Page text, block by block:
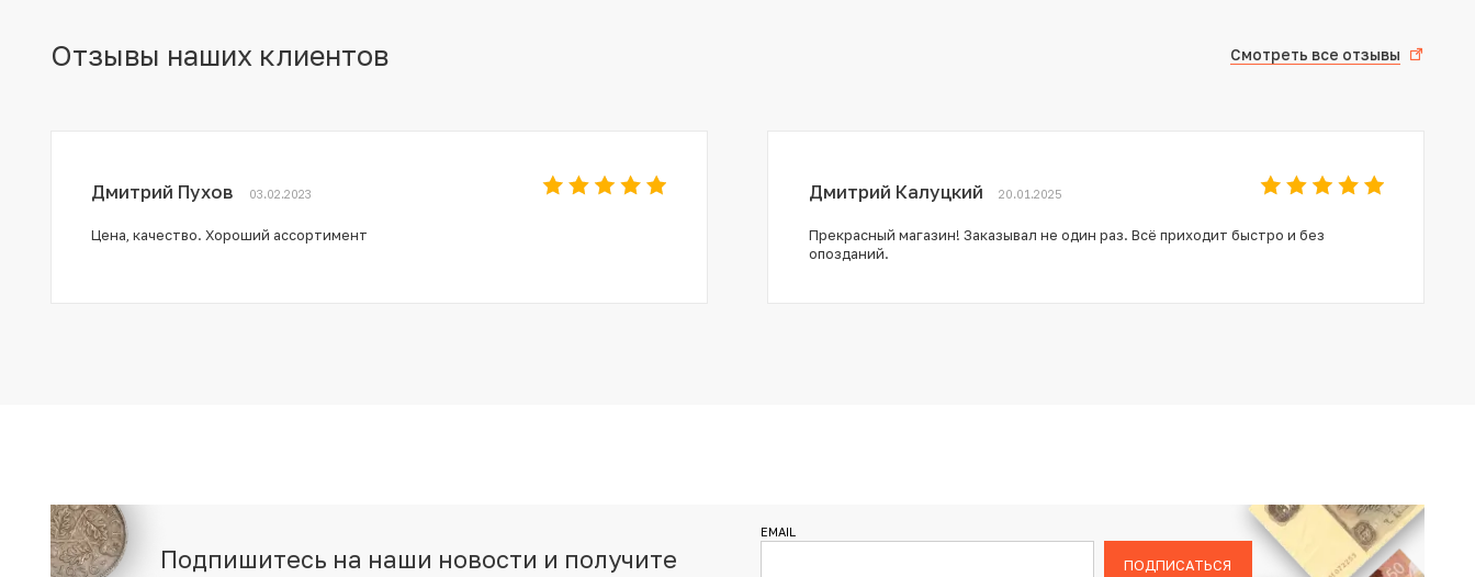
Отзывы наших клиентов Смотреть все отзывы
Дмитрий Пухов 03.02.2023
Цена, качество. Хороший ассортимент
Дмитрий Калуцкий 20.01.2025
Прекрасный магазин! Заказывал не один раз. Всё приходит быстро и без
опозданий.
Подпишитесь на наши новости и получите
EMAIL
ПОДПИСАТЬСЯ